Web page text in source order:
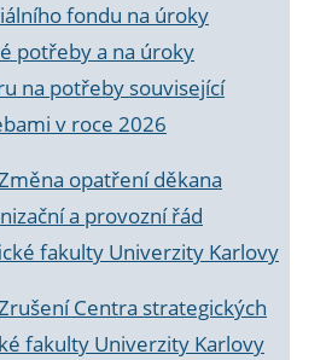
fondu na úroky
potřeby a na úroky
na potřeby související
v roce 2026
opatření děkana
a provozní řád
fakulty Univerzity Karlovy
Centra strategických
fakulty Univerzity Karlovy